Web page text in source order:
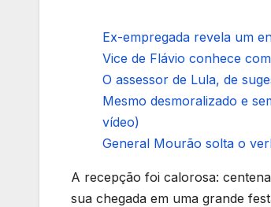
Ex-empregada revela um
Vice de Flávio conhece
O assessor de Lula, de
Mesmo desmoralizado e
vídeo)
General Mourão solta o
A recepção foi calorosa:
sua chegada em uma grande